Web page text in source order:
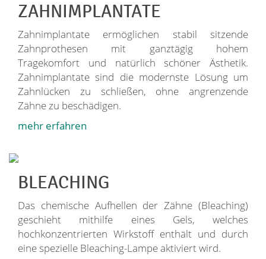
ZAHNIMPLANTATE
Zahnimplantate ermöglichen stabil sitzende
Zahnprothesen mit ganztägig hohem
Tragekomfort und natürlich schöner Ästhetik.
Zahnimplantate sind die modernste Lösung um
Zahnlücken zu schließen, ohne angrenzende
Zähne zu beschädigen.
mehr erfahren
BLEACHING
Das chemische Aufhellen der Zähne (Bleaching)
geschieht mithilfe eines Gels, welches
hochkonzentrierten Wirkstoff enthält und durch
eine spezielle Bleaching-Lampe aktiviert wird.